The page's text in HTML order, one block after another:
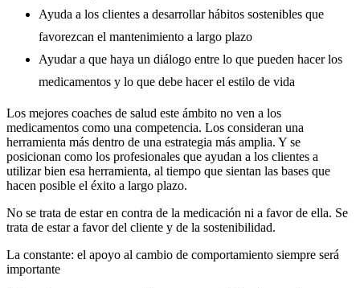
Ayuda a los clientes a desarrollar hábitos sostenibles que
favorezcan el mantenimiento a largo plazo
Ayudar a que haya un diálogo entre lo que pueden hacer los
medicamentos y lo que debe hacer el estilo de vida
Los mejores coaches de salud este ámbito no ven a los
medicamentos como una competencia. Los consideran una
herramienta más dentro de una estrategia más amplia. Y se
posicionan como los profesionales que ayudan a los clientes a
utilizar bien esa herramienta, al tiempo que sientan las bases que
hacen posible el éxito a largo plazo.
No se trata de estar en contra de la medicación ni a favor de ella. Se
trata de estar a favor del cliente y de la sostenibilidad.
La constante: el apoyo al cambio de comportamiento siempre será
importante